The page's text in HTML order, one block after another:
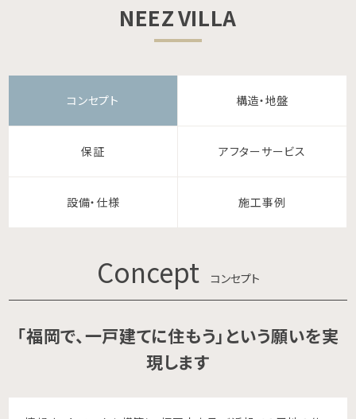
NEEZ VILLA
コンセプト
Concept コンセプト
「福岡で、一戸建てに住もう」という願いを実
現します
構造・地盤
保証 アフターサービス
設備・仕様 施工事例